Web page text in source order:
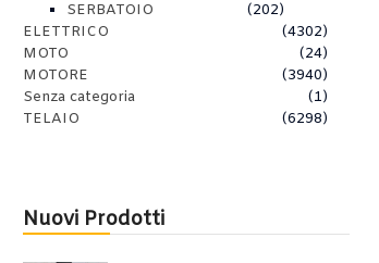
SERBATOIO
(202)
ELETTRICO
(4302)
MOTO
(24)
MOTORE
(3940)
Senza categoria
(1)
TELAIO
(6298)
Nuovi Prodotti